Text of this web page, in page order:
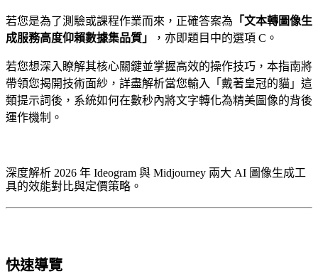
若您是為了測驗或課程作業而來，正確答案為 「文本轉圖像生
成服務高度仰賴數據集品質」
，亦即題目中的選項 C。
若您想深入瞭解其核心關鍵並掌握高效的操作技巧，本指南將
帶領您揭開技術面紗，詳盡解析當您輸入「戴著皇冠的貓」這
類提示詞後，系統如何在數秒內將文字轉化為精美圖像的背後
運作機制。
深度解析 2026 年 Ideogram 與 Midjourney 兩大 AI 圖像生成工
具的效能對比與定價策略。
快速導覽